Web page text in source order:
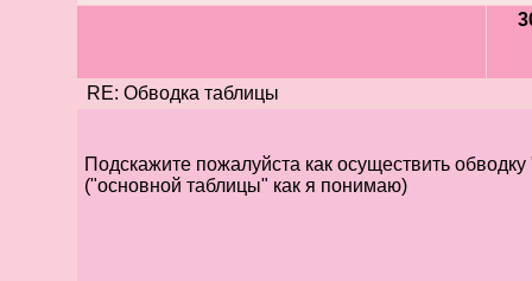
RE: Обводка таблицы
Подскажите пожалуйста как осуществить
("основной таблицы" как я понимаю)